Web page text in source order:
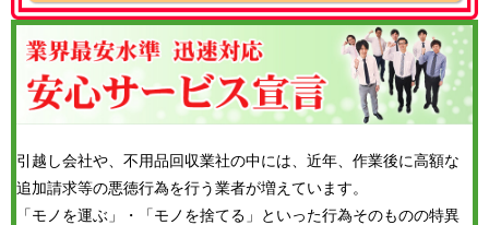
引越し会社や、不用品回収業社の中には、近年、作業後に高額な
追加請求等の悪徳行為を行う業者が増えています。
「モノを運ぶ」・「モノを捨てる」といった行為そのものの特異